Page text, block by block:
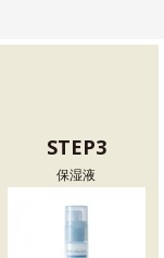
STEP3
保湿液